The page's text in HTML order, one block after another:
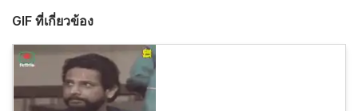
GIF ที่เกี่ยวข้อง